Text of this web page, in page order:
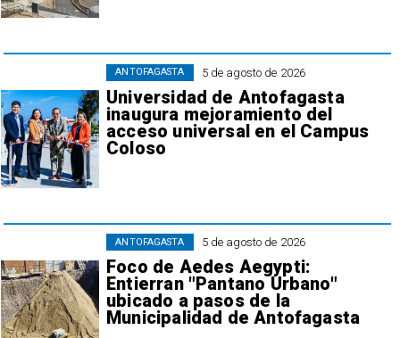
5 de agosto de 2026
Universidad de Antofagasta
inaugura mejoramiento del
acceso universal en el Campus
Coloso
ANTOFAGASTA
5 de agosto de 2026
Foco de Aedes Aegypti:
Entierran "Pantano Urbano"
ubicado a pasos de la
Municipalidad de Antofagasta
ANTOFAGASTA